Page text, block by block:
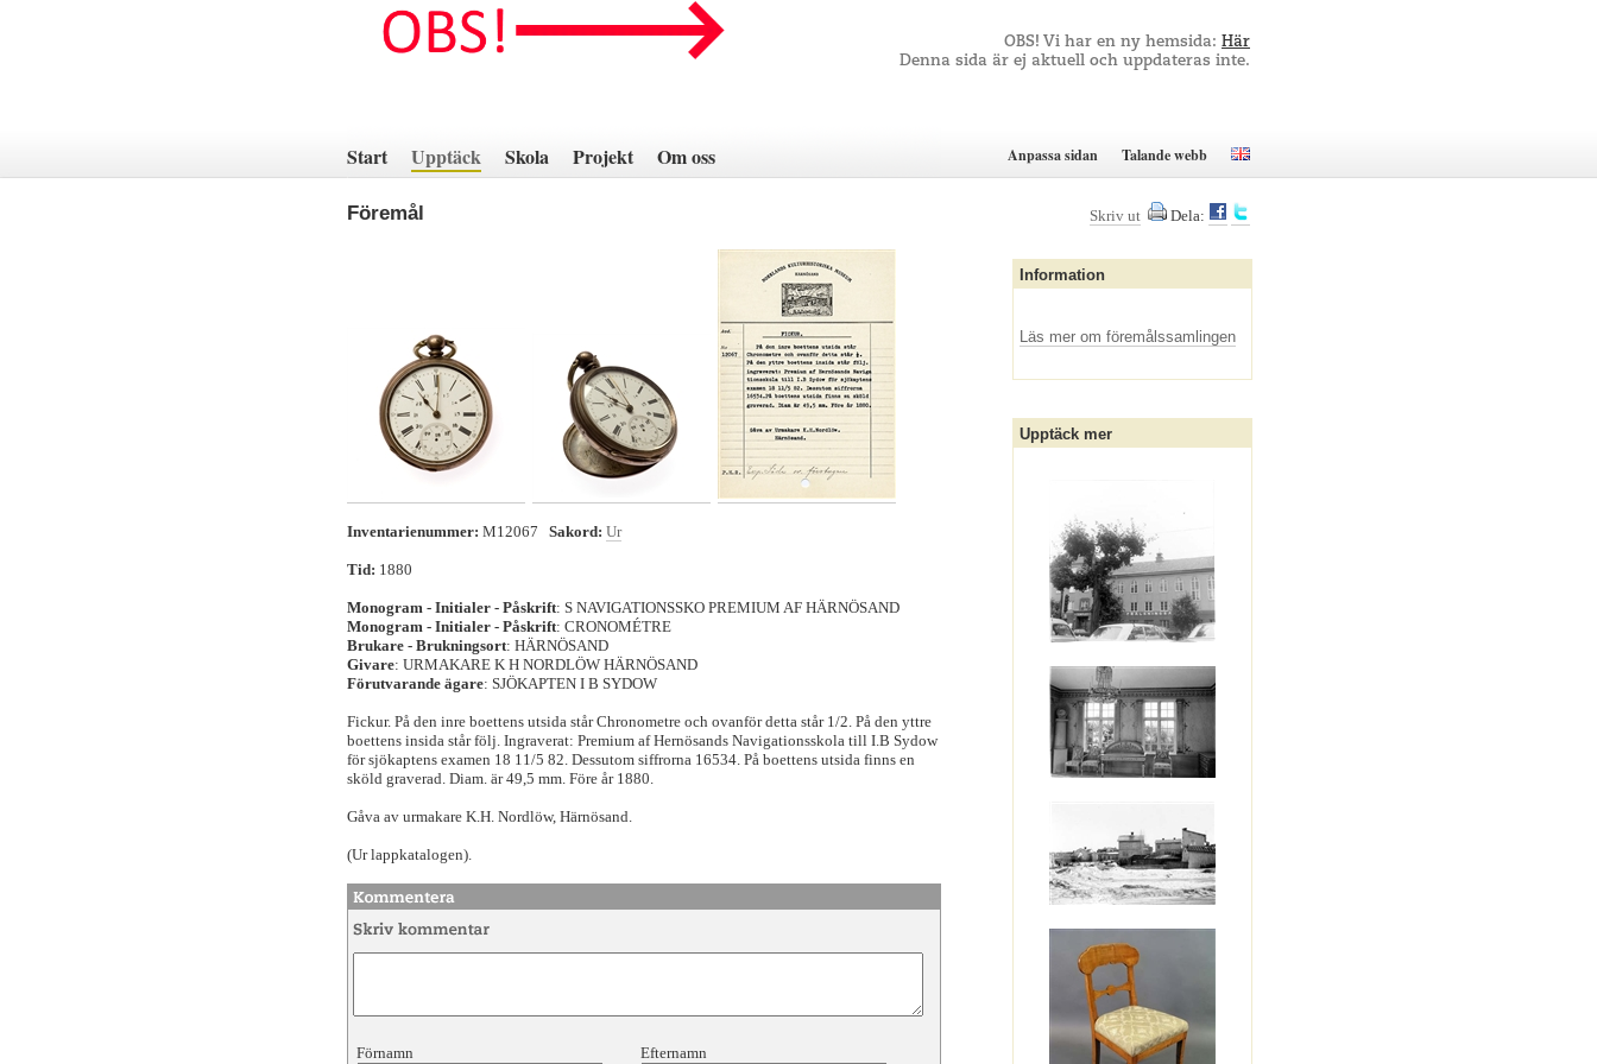
innehåll
OBS! Vi har en ny hemsida: Här
Denna sida är ej aktuell och uppdateras inte.
Start Upptäck Skola Projekt Om oss Anpassa sidan Talande webb
Föremål
Inventarienummer: M12067 Sakord: Ur
Tid: 1880
Monogram - Initialer - Påskrift: S NAVIGATIONSSKO PREMIUM AF HÄRNÖSAND
Monogram - Initialer - Påskrift: CRONOMÉTRE
Brukare - Brukningsort: HÄRNÖSAND
Givare: URMAKARE K H NORDLÖW HÄRNÖSAND
Förutvarande ägare: SJÖKAPTEN I B SYDOW
Fickur. På den inre boettens utsida står Chronometre och ovanför detta står 1/2. På den yttre
boettens insida står följ. Ingraverat: Premium af Hernösands Navigationsskola till I.B Sydow
för sjökaptens examen 18 11/5 82. Dessutom siffrorna 16534. På boettens utsida finns en
sköld graverad. Diam. är 49,5 mm. Före år 1880.
Gåva av urmakare K.H. Nordlöw, Härnösand.
(Ur lappkatalogen).
Förnamn Efternamn
Skriv ut Dela:
Information
Läs mer om föremålssamlingen
Upptäck mer